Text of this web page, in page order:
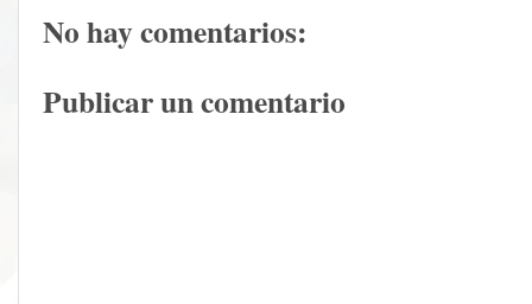
No hay comentarios:
Publicar un comentario